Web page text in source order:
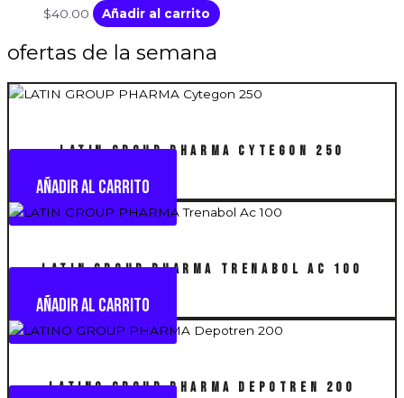
$40.00 Añadir al carrito
ofertas de la semana
LATIN GROUP PHARMA Cytegon 250
Añadir al carrito
LATIN GROUP PHARMA Trenabol Ac 100
Añadir al carrito
LATINO GROUP PHARMA Depotren 200